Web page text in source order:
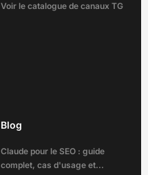
Voir le catalogue de canaux TG
Blog
Claude pour le SEO : guide
complet, cas d'usage et...